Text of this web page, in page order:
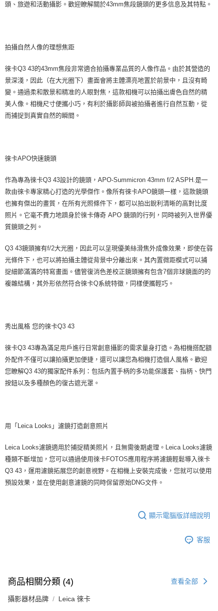
頭、旅遊和活動攝影。歡迎瞭解關於43mm焦段鏡頭的更多信息及其特點。
拍攝自然人像的理想焦距
徠卡Q3 43的43mm焦段非常適合拍攝專業品質的人像作品。由於其營造的
景深淺，因此（在大光圈下）畫面會將主體漂亮地置於前景中，且沒有畸
變。通過柔和散景和精准的人眼對焦，這款相機可以拍攝出膚色自然的精
美人像。相機尺寸便攜小巧，有利於攝影師與被拍攝者進行自然互動，從
而捕捉到真實自然的瞬間。
徠卡APO快速鏡頭
作為專為徠卡Q3 43設計的鏡頭，APO-Summicron 43mm f/2 ASPH.是一
款由徠卡專家精心打造的光學傑作。像所有徠卡APO鏡頭一樣，這款鏡頭
也擁有傑出的畫質，在所有光照條件下，都可以拍出銳利清晰的高對比度
照片。它毫不費力地躋身於徠卡傳奇 APO 鏡頭的行列，同時被列入世界優
質鏡頭之列。
Q3 43鏡頭擁有f/2大光圈，因此可以呈現優美絲滑焦外成像效果，即使在弱
光條件下，也可以將拍攝主體從背景中分離出來。其內置微距模式可以捕
捉細節滿滿的特寫畫面。儘管復消色差校正鏡頭擁有包含7個非球鏡面的的
複雜結構，其外形依然符合徠卡Q系統特徵，同樣便攜輕巧。
秀出風格 您的徠卡Q3 43
徠卡Q3 43專為滿足用戶進行日常創意攝影的需求量身打造。為相機搭配額
外配件不僅可以讓拍攝更加便捷，還可以讓您為相機打造個人風格。歡迎
您瞭解Q3 43的獨家配件系列：包括內置手柄的多功能保護套、指柄、快門
按鈕以及多種顏色的復古遮光罩。
用「Leica Looks」濾鏡打造創意照片
Leica Looks濾鏡適用於捕捉精美照片，且無需後期處理。Leica Looks濾鏡
種類不斷增加，您可以通過使用徠卡FOTOS應用程序將濾鏡輕鬆導入徠卡
Q3 43，運用濾鏡拓展您的創意視野。在相機上安裝完成後，您就可以使用
預設效果，並在使用創意濾鏡的同時保留原始DNG文件。
顯示電腦版詳細說明
客服
商品相關分類 (4) 查看全部
攝影器材品牌 Leica 徠卡